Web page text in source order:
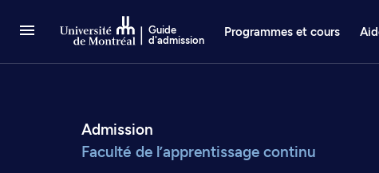
Guide
d'admission
Programmes et cours
Admission
Faculté de l’apprentissage continu